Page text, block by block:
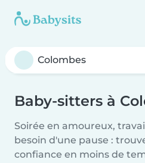
Baby-sitters à
Soirée en amoureux,
besoin d'une pause :
confiance en moins de